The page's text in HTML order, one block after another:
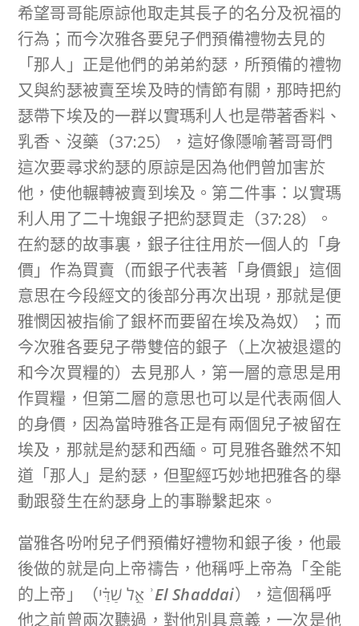
希望哥哥能原諒他取走其長子的名分及祝福的
行為；而今次雅各要兒子們預備禮物去見的
「那人」正是他們的弟弟約瑟，所預備的禮物
又與約瑟被賣至埃及時的情節有關，那時把約
瑟帶下埃及的一群以實瑪利人也是帶著香料、
乳香、沒藥（37:25），這好像隱喻著哥哥們
這次要尋求約瑟的原諒是因為他們曾加害於
他，使他輾轉被賣到埃及。第二件事：以實瑪
利人用了二十塊銀子把約瑟買走（37:28）。
在約瑟的故事裏，銀子往往用於一個人的「身
價」作為買賣（而銀子代表著「身價銀」這個
意思在今段經文的後部分再次出現，那就是便
雅憫因被指偷了銀杯而要留在埃及為奴）；而
今次雅各要兒子帶雙倍的銀子（上次被退還的
和今次買糧的）去見那人，第一層的意思是用
作買糧，但第二層的意思也可以是代表兩個人
的身價，因為當時雅各正是有兩個兒子被留在
埃及，那就是約瑟和西緬。可見雅各雖然不知
道「那人」是約瑟，但聖經巧妙地把雅各的舉
動跟發生在約瑟身上的事聯繫起來。
當雅各吩咐兒子們預備好禮物和銀子後，他最
後做的就是向上帝禱告，他稱呼上帝為「全能
ʾEl Shaddai），這個稱呼
他之前曾兩次聽過，對他別具意義，一次是他